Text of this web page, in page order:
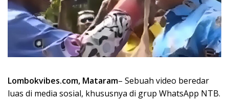
Lombokvibes.com, Mataram– Sebuah video beredar
luas di media sosial, khususnya di grup WhatsApp NTB.